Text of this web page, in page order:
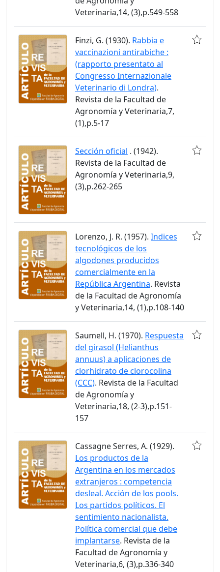
Veterinaria,14, (3),p.549-558
Finzi, G. (1930). Rabbia e
vaccinazioni antirabiche :
(rapporto presentato al
Congresso Internazionale
Veterinario di Londra).
Revista de la Facultad de
Agronomía y Veterinaria,7,
(1),p.5-17
Sección oficial . (1942).
Revista de la Facultad de
Agronomía y Veterinaria,9,
(3),p.262-265
Lorenzo, J. R. (1957). Indices
tecnológicos de los
algodones producidos
comercialmente en la
República Argentina. Revista
de la Facultad de Agronomía
y Veterinaria,14, (1),p.108-140
Saumell, H. (1970). Respuesta
del girasol (Helianthus
annuus) a aplicaciones de
clorhidrato de clorocolina
(CCC). Revista de la Facultad
de Agronomía y
Veterinaria,18, (2-3),p.151-
157
Cassagne Serres, A. (1929).
Los productos de la
Argentina en los mercados
extranjeros : competencia
desleal. Acción de los pools.
Los partidos políticos. El
sentimiento nacionalista.
Política comercial que debe
implantarse. Revista de la
Facultad de Agronomía y
Veterinaria,6, (3),p.336-340